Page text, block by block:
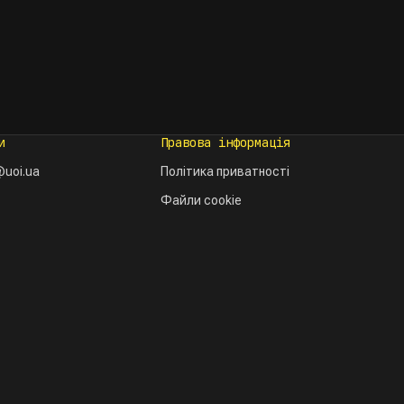
Правова інформація
Політика приватності
Файли cookie